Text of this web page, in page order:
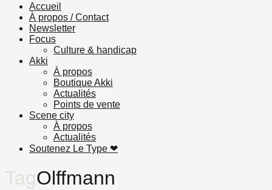
Accueil
À propos / Contact
Newsletter
Focus
Culture & handicap
Akki
À propos
Boutique Akki
Actualités
Points de vente
Scene city
À propos
Actualités
Soutenez Le Type ❤︎
TagOlffmann